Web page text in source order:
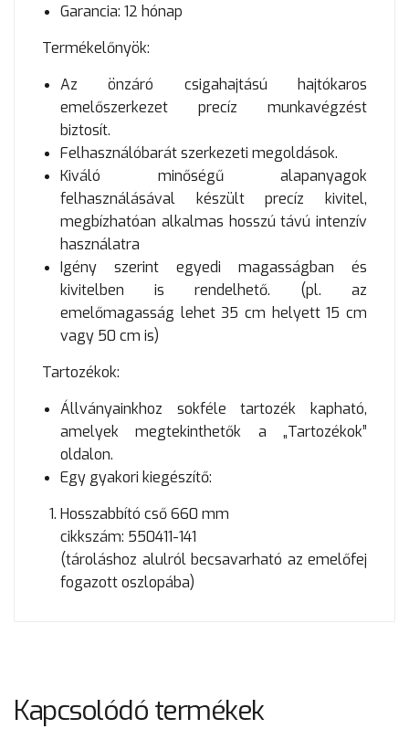
Garancia: 12 hónap
Termékelőnyök:
Az önzáró csigahajtású hajtókaros
emelőszerkezet precíz munkavégzést
biztosít.
Felhasználóbarát szerkezeti megoldások.
Kiváló minőségű alapanyagok
felhasználásával készült precíz kivitel,
megbízhatóan alkalmas hosszú távú intenzív
használatra
Igény szerint egyedi magasságban és
kivitelben is rendelhető. (pl. az
emelőmagasság lehet 35 cm helyett 15 cm
vagy 50 cm is)
Tartozékok:
Állványainkhoz sokféle tartozék kapható,
amelyek megtekinthetők a „Tartozékok”
oldalon.
Egy gyakori kiegészítő:
Hosszabbító cső 660 mm
cikkszám: 550411-141
(tároláshoz alulról becsavarható az emelőfej
fogazott oszlopába)
Kapcsolódó termékek